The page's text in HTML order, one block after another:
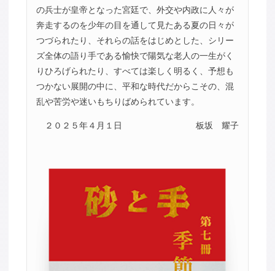
の兵士が皇帝となった宮廷で、外交や内政に人々が
奔走するのを少年の目を通して見たある夏の日々が
つづられたり、それらの話をはじめとした、シリー
ズ全体の語り手である愉快で陽気な老人の一生がく
りひろげられたり、すべては楽しく明るく、予想も
つかない展開の中に、平和な時代だからこその、混
乱や苦労や迷いもちりばめられています。
２０２５年４月１日 板坂 耀子